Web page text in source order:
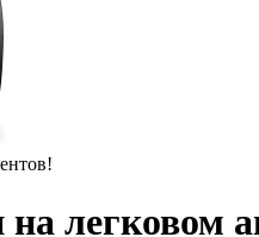
легковом